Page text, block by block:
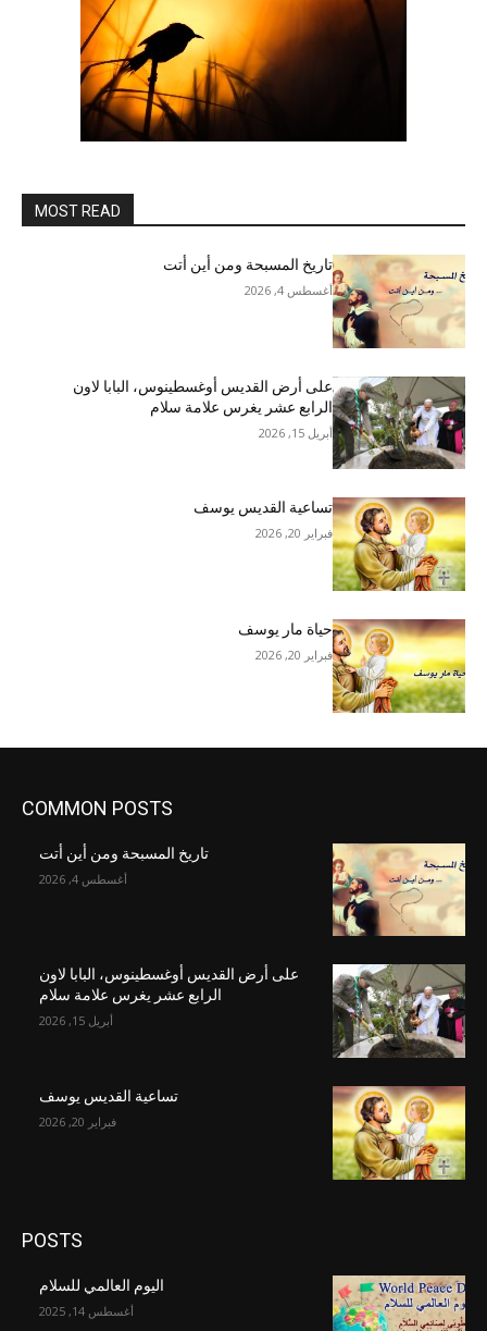
MOST READ
تاريخ المسبحة ومن أين أتت
أغسطس 4, 2026
على أرض القديس أوغسطينوس، البابا لاون
الرابع عشر يغرس علامة سلام
أبريل 15, 2026
تساعية القديس يوسف
فبراير 20, 2026
حياة مار يوسف
فبراير 20, 2026
COMMON POSTS
تاريخ المسبحة ومن أين أتت
أغسطس 4, 2026
على أرض القديس أوغسطينوس، البابا لاون
الرابع عشر يغرس علامة سلام
أبريل 15, 2026
تساعية القديس يوسف
فبراير 20, 2026
POSTS
اليوم العالمي للسلام
أغسطس 14, 2025